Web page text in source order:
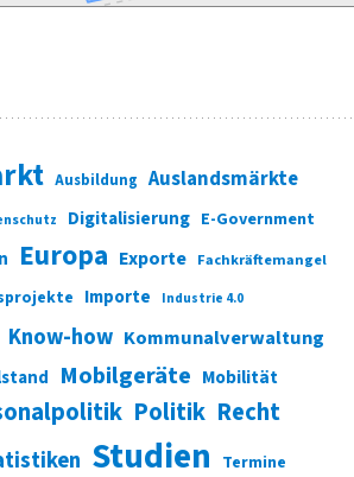
Ausbildung Auslandsmärkte
Digitalisierung E-Government
Europa Exporte Fachkräftemangel
Importe Industrie 4.0
Know-how Kommunalverwaltung
Mobilgeräte Mobilität
Politik Recht
Studien Termine